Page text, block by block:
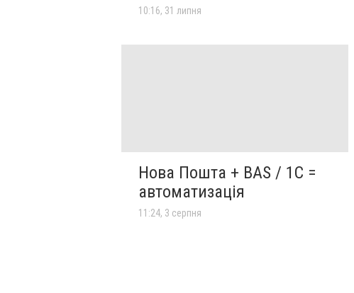
10:16, 31 липня
Нова Пошта + BAS / 1C =
автоматизація
11:24, 3 серпня